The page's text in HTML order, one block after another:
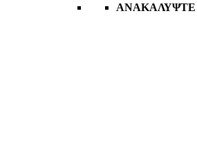
ΑΝΑΚΑΛΥΨΤΕ